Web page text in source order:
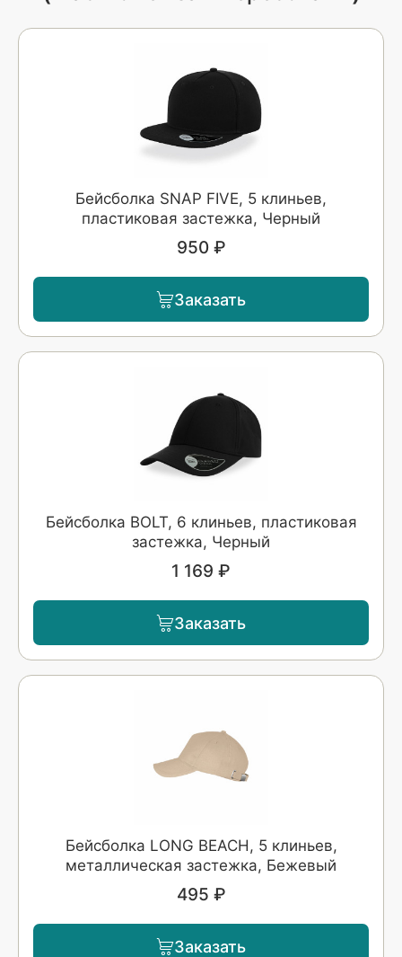
Бейсболка SNAP FIVE, 5 клиньев,
пластиковая застежка, Черный
950 ₽
Заказать
Бейсболка BOLT, 6 клиньев, пластиковая
застежка, Черный
1 169 ₽
Заказать
Бейсболка LONG BEACH, 5 клиньев,
металлическая застежка, Бежевый
495 ₽
Заказать